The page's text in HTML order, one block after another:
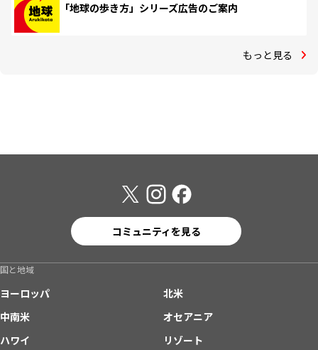
「地球の歩き方」シリーズ広告のご案内
もっと見る
コミュニティを見る
国と地域
ヨーロッパ
北米
中南米
オセアニア
ハワイ
リゾート